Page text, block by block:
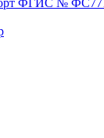
ФГИС №